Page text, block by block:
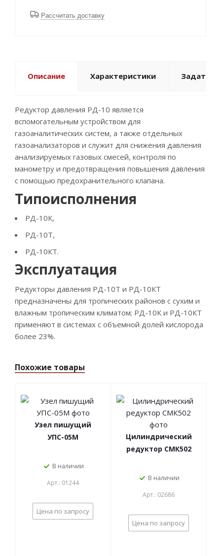
Рассчитать доставку
Описание Характеристики Задать
Редуктор давления РД-10 является
вспомогательным устройством для
газоаналитических систем, а также отдельных
газоанализаторов и служит для снижения давления
анализируемых газовых смесей, контроля по
манометру и предотвращения повышения давления
с помощью предохранительного клапана.
Типоисполнения
РД-10К,
РД-10Т,
РД-10КТ.
Эксплуатация
Редукторы давления РД-10Т и РД-10КТ
предназначены для тропических районов с сухим и
влажным тропическим климатом; РД-10К и РД-10КТ
применяют в системах с объемной долей кислорода
более 23%.
Похожие товары
Узел пишущий
УПС-05М
В наличии
Арт.: 01244
Цена по запросу
Цилиндрический
редуктор СМК502
В наличии
Арт.: 02686
Цена по запросу